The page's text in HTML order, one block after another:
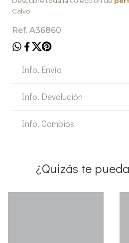
Calvo.
Ref. A36860
Info. Envío
Info. Devolución
Info. Cambios
¿Quizás te